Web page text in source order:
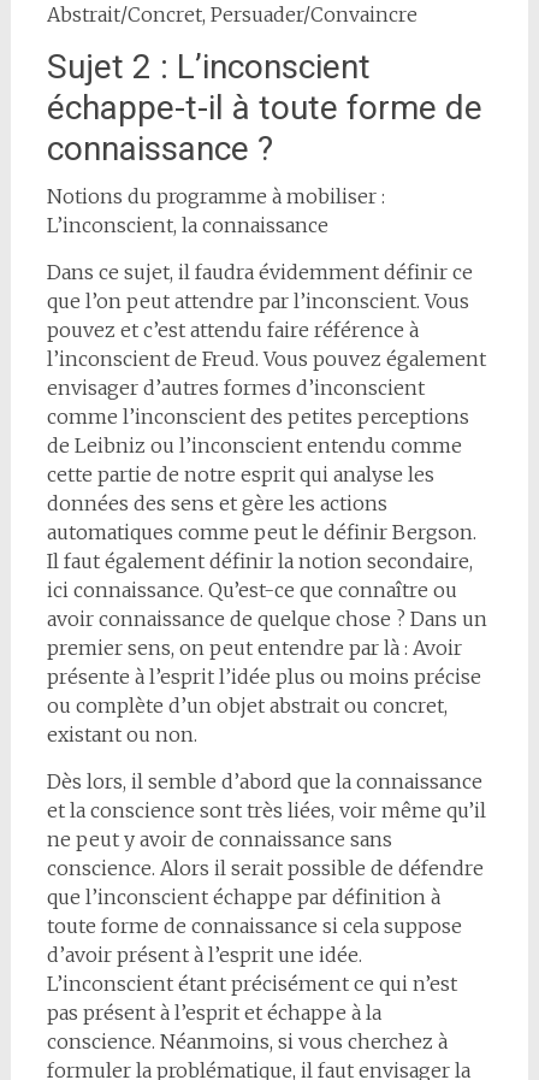
Abstrait/Concret, Persuader/Convaincre
Sujet 2 : L’inconscient
échappe-t-il à toute forme de
connaissance ?
Notions du programme à mobiliser :
L’inconscient, la connaissance
Dans ce sujet, il faudra évidemment définir ce
que l’on peut attendre par l’inconscient. Vous
pouvez et c’est attendu faire référence à
l’inconscient de Freud. Vous pouvez également
envisager d’autres formes d’inconscient
comme l’inconscient des petites perceptions
de Leibniz ou l’inconscient entendu comme
cette partie de notre esprit qui analyse les
données des sens et gère les actions
automatiques comme peut le définir Bergson.
Il faut également définir la notion secondaire,
ici connaissance. Qu’est-ce que connaître ou
avoir connaissance de quelque chose ? Dans un
premier sens, on peut entendre par là : Avoir
présente à l’esprit l’idée plus ou moins précise
ou complète d’un objet abstrait ou concret,
existant ou non.
Dès lors, il semble d’abord que la connaissance
et la conscience sont très liées, voir même qu’il
ne peut y avoir de connaissance sans
conscience. Alors il serait possible de défendre
que l’inconscient échappe par définition à
toute forme de connaissance si cela suppose
d’avoir présent à l’esprit une idée.
L’inconscient étant précisément ce qui n’est
pas présent à l’esprit et échappe à la
conscience. Néanmoins, si vous cherchez à
formuler la problématique, il faut envisager la